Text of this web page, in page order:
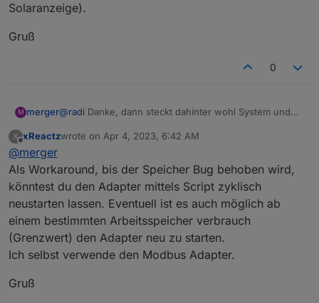
Solaranzeige).
Gruß
0
M merger@radi Danke, dann steckt dahinter wohl System und
Verzweiflung habe ich schon versucht, den
allerdings nicht zum Laufen. Er bleibt gelb, im
Einzelnen
Allerdings habe ich auch nur das standardmäßige Wifi-
Martin
X
Offline
xReactzwrote on Apr 4, 2023, 6:42 AM
last edited by
@merger
Als Workaround, bis der Speicher Bug behoben wird,
könntest du den Adapter mittels Script zyklisch
neustarten lassen. Eventuell ist es auch möglich ab
einem bestimmten Arbeitsspeicher verbrauch
(Grenzwert) den Adapter neu zu starten.
Ich selbst verwende den Modbus Adapter.
Gruß